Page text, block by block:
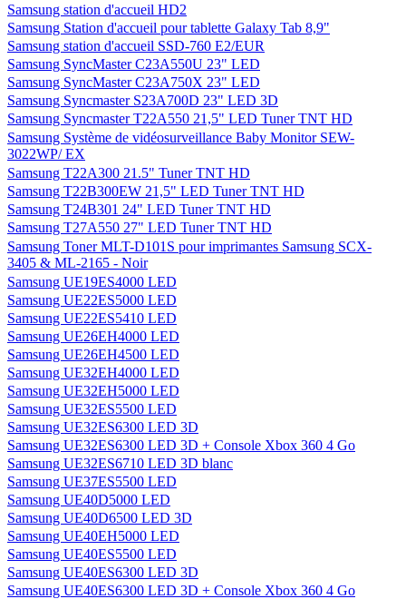
Samsung station d'accueil HD2
Samsung Station d'accueil pour tablette Galaxy Tab 8,9"
Samsung station d'accueil SSD-760 E2/EUR
Samsung SyncMaster C23A550U 23" LED
Samsung SyncMaster C23A750X 23" LED
Samsung Syncmaster S23A700D 23" LED 3D
Samsung Syncmaster T22A550 21,5" LED Tuner TNT HD
Samsung Système de vidéosurveillance Baby Monitor SEW-
3022WP/ EX
Samsung T22A300 21.5" Tuner TNT HD
Samsung T22B300EW 21,5" LED Tuner TNT HD
Samsung T24B301 24" LED Tuner TNT HD
Samsung T27A550 27" LED Tuner TNT HD
Samsung Toner MLT-D101S pour imprimantes Samsung SCX-
3405 & ML-2165 - Noir
Samsung UE19ES4000 LED
Samsung UE22ES5000 LED
Samsung UE22ES5410 LED
Samsung UE26EH4000 LED
Samsung UE26EH4500 LED
Samsung UE32EH4000 LED
Samsung UE32EH5000 LED
Samsung UE32ES5500 LED
Samsung UE32ES6300 LED 3D
Samsung UE32ES6300 LED 3D + Console Xbox 360 4 Go
Samsung UE32ES6710 LED 3D blanc
Samsung UE37ES5500 LED
Samsung UE40D5000 LED
Samsung UE40D6500 LED 3D
Samsung UE40EH5000 LED
Samsung UE40ES5500 LED
Samsung UE40ES6300 LED 3D
Samsung UE40ES6300 LED 3D + Console Xbox 360 4 Go